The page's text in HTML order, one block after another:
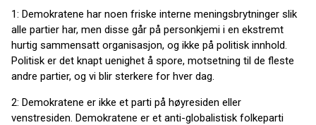
1: Demokratene har noen friske interne meningsbrytninger slik
alle partier har, men disse går på personkjemi i en ekstremt
hurtig sammensatt organisasjon, og ikke på politisk innhold.
Politisk er det knapt uenighet å spore, motsetning til de fleste
andre partier, og vi blir sterkere for hver dag.
2: Demokratene er ikke et parti på høyresiden eller
venstresiden. Demokratene er et anti-globalistisk folkeparti